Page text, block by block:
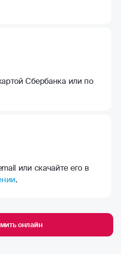
Сбербанка или по
или скачайте его в
.
онлайн